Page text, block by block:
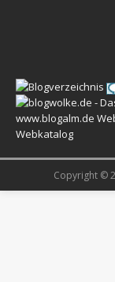
www.blogalm.de
Webkatalog
Copyright ©